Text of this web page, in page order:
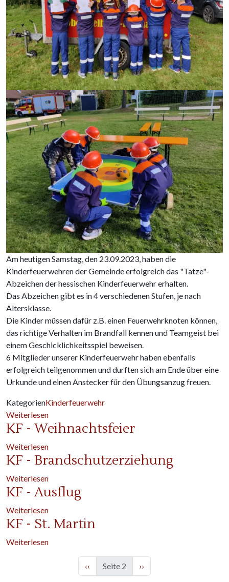
Image
Am heutigen Samstag, den 23.09.2023, haben die
Kinderfeuerwehren der Gemeinde erfolgreich das "Tatze"-
Abzeichen der hessischen Kinderfeuerwehr erhalten.
Das Abzeichen gibt es in 4 verschiedenen Stufen, je nach
Altersklasse.
Die Kinder müssen dafür z.B. einen Feuerwehrknoten können,
das richtige Verhalten im Brandfall kennen und Teamgeist bei
einem Geschicklichkeitsspiel beweisen.
6 Mitglieder unserer Kinderfeuerwehr haben ebenfalls
erfolgreich teilgenommen und durften sich am Ende über eine
Urkunde und einen Anstecker für den Übungsanzug freuen.
KategorienKinderfeuerwehr
Weiterlesenüber Kinderfeuerwehr-Abzeichen
KF - Weihnachtsfeier
Weiterlesenüber KF - Weihnachtsfeier
KF - Brandschutzerziehung
Weiterlesenüber KF - Brandschutzerziehung
KF - Ausflug
Weiterlesenüber KF - Ausflug
KF - St. Martin
Weiterlesenüber KF - St. Martin
Vorherige Seite
‹‹ Seite 2 Nächste Seite
››